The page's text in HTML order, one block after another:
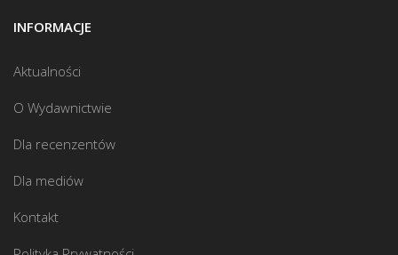
INFORMACJE
Aktualności
O Wydawnictwie
Dla recenzentów
Dla mediów
Kontakt